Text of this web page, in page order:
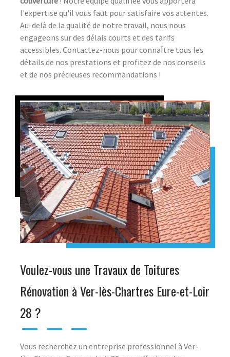
l'expertise qu'il vous faut pour satisfaire vos attentes.
Au-delà de la qualité de notre travail, nous nous
engageons sur des délais courts et des tarifs
accessibles. Contactez-nous pour connaÎtre tous les
détails de nos prestations et profitez de nos conseils
et de nos précieuses recommandations !
Voulez-vous une Travaux de Toitures
Rénovation à Ver-lès-Chartres Eure-et-Loir
28 ?
Vous recherchez un entreprise professionnel à Ver-